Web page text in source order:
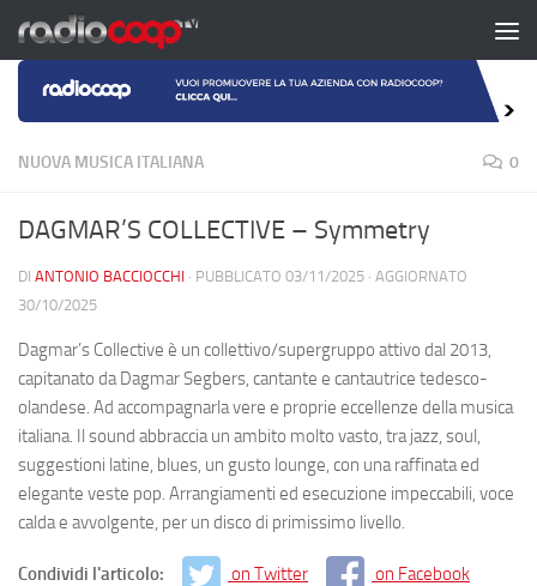
Salta al contenuto
NUOVA MUSICA ITALIANA 0
DAGMAR’S COLLECTIVE – Symmetry
DI ANTONIO BACCIOCCHI · PUBBLICATO 03/11/2025 · AGGIORNATO
30/10/2025
Dagmar’s Collective è un collettivo/supergruppo attivo dal 2013,
capitanato da Dagmar Segbers, cantante e cantautrice tedesco-
olandese. Ad accompagnarla vere e proprie eccellenze della musica
italiana. Il sound abbraccia un ambito molto vasto, tra jazz, soul,
suggestioni latine, blues, un gusto lounge, con una raffinata ed
elegante veste pop. Arrangiamenti ed esecuzione impeccabili, voce
calda e avvolgente, per un disco di primissimo livello.
Condividi l'articolo: on Twitter on Facebook